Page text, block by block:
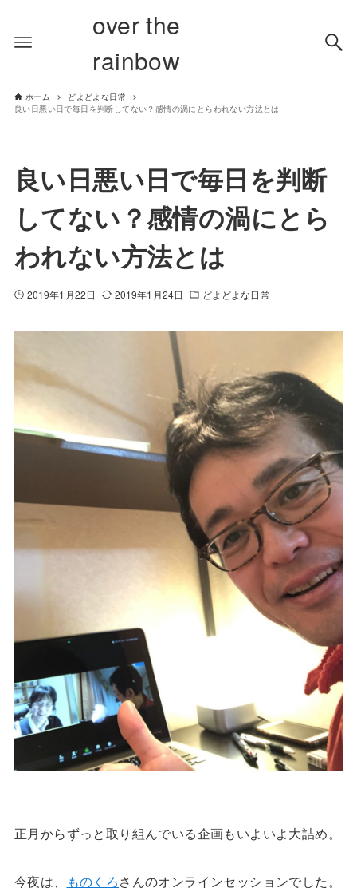
over the
rainbow
ホーム
どよどよな日常
良い日悪い日で毎日を判断してない？感情の渦にとらわれない方法とは
良い日悪い日で毎日を判断
してない？感情の渦にとら
われない方法とは
2019年1月22日 2019年1月24日 どよどよな日常
正月からずっと取り組んでいる企画もいよいよ大詰め。
今夜は、 ものくろさんのオンラインセッションでした。